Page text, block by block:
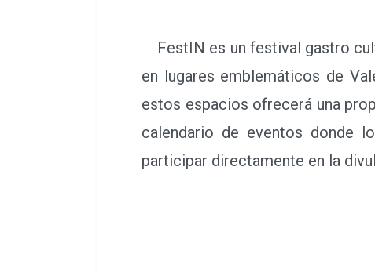
FestIN es un festival gastro
en lugares emblemáticos de
estos espacios ofrecerá una
calendario de eventos donde
participar directamente en la